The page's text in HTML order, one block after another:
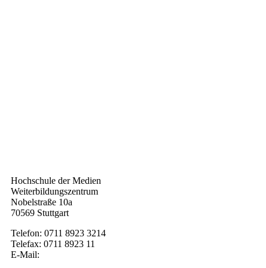
Hochschule der Medien
Weiterbildungszentrum
Nobelstraße 10a
70569 Stuttgart
Telefon: 0711 8923 3214
Telefax: 0711 8923 11
E-Mail: